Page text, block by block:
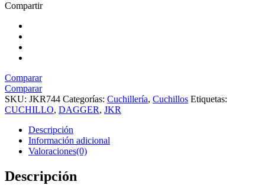
Compartir
Comparar
Comparar
SKU: JKR744 Categorías: Cuchillería, Cuchillos Etiquetas:
CUCHILLO, DAGGER, JKR
Descripción
Información adicional
Valoraciones(0)
Descripción